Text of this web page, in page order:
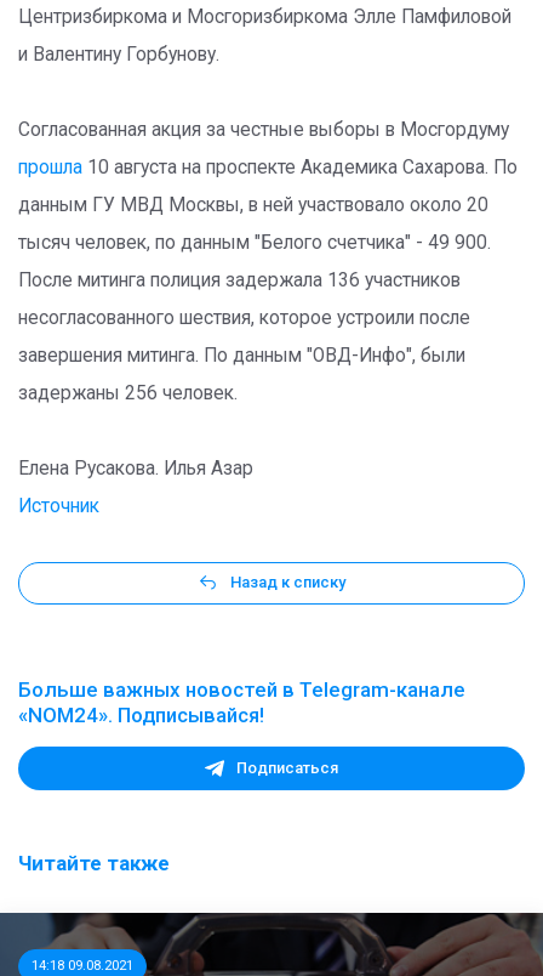
Центризбиркома и Мосгоризбиркома Элле Памфиловой
и Валентину Горбунову.
Согласованная акция за честные выборы в Мосгордуму
прошла 10 августа на проспекте Академика Сахарова. По
данным ГУ МВД Москвы, в ней участвовало около 20
тысяч человек, по данным "Белого счетчика" - 49 900.
После митинга полиция задержала 136 участников
несогласованного шествия, которое устроили после
завершения митинга. По данным "ОВД-Инфо", были
задержаны 256 человек.
Елена Русакова. Илья Азар
Источник
Назад к списку
Больше важных новостей в Telegram-канале
«NOM24». Подписывайся!
Подписаться
Читайте также
14:18 09.08.2021